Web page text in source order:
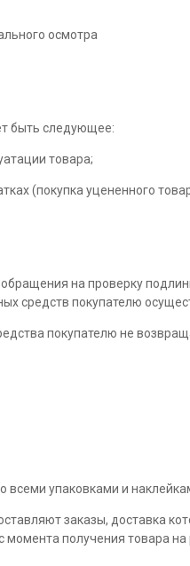
осмотра
быть следующее:
товара;
(покупка уцененного
на проверку
средств покупателю
покупателю не
упаковками и
заказы, доставка
получения товара на